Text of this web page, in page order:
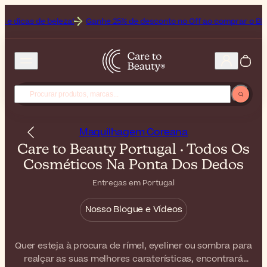
beleza! Ganhe 25% de desconto no Off ao comprar o Bioderma, a
Maquilhagem Coreana
Care to Beauty Portugal · Todos Os
Cosméticos Na Ponta Dos Dedos
Entregas em Portugal
Nosso Blogue e Vídeos
Quer esteja à procura de rímel, eyeliner ou sombra para
realçar as suas melhores caraterísticas, encontrará